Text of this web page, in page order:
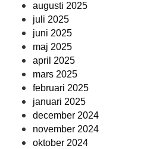
augusti 2025
juli 2025
juni 2025
maj 2025
april 2025
mars 2025
februari 2025
januari 2025
december 2024
november 2024
oktober 2024